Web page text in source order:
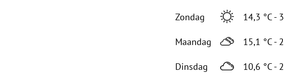
Zondag 14,3 °C -
Maandag 15,1 °C -
Dinsdag 10,6 °C -